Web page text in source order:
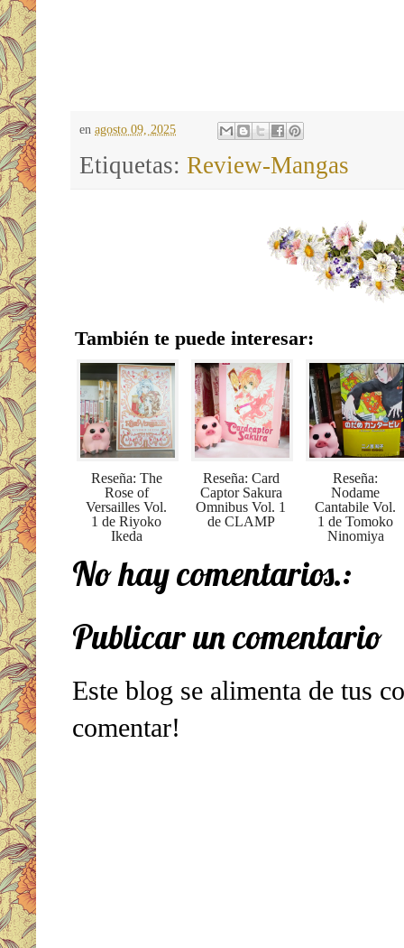
en agosto 09, 2025
Etiquetas: Review-Mangas
También te puede interesar:
Reseña: The
Rose of
Versailles Vol.
1 de Riyoko
Ikeda
Reseña: Card
Captor Sakura
Omnibus Vol. 1
de CLAMP
Reseña:
Nodame
Cantabile Vol.
1 de Tomoko
Ninomiya
No hay comentarios.:
Publicar un comentario
Este blog se alimenta de tus
comentar!